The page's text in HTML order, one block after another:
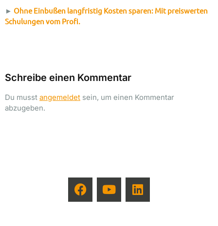
► Ohne Einbußen langfristig Kosten sparen: Mit preiswerten
Schulungen vom Profi.
Schreibe einen Kommentar
Du musst angemeldet sein, um einen Kommentar
abzugeben.